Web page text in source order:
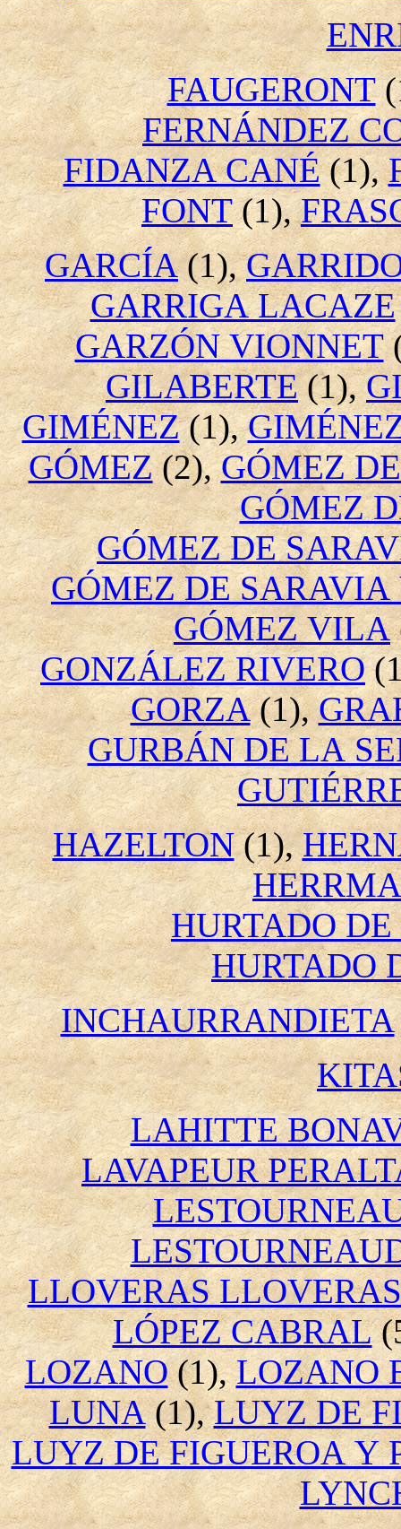
FAUGERONT
FERNÁNDEZ
FIDANZA CANÉ(1),
FONT(1),
GARCÍA(1),
GARRIGA LACAZE
GARZÓN VIONNET
GILABERTE(1),
GIMÉNEZ(1),
GÓMEZ(2),GÓMEZ
GÓMEZ
GÓMEZ DE
GÓMEZ DE
GÓMEZ VILA
GONZÁLEZ RIVERO
GORZA(1),
GURBÁN DE LA
HAZELTON(1),
HURTADO
HURTADO
INCHAURRANDIETA
LAHITTE
LAVAPEUR
LLOVERAS LLOVERAS
LÓPEZ CABRAL
LOZANO(1),LOZANO
LUNA(1),LUYZ DE
LUYZ DE FIGUEROA Y